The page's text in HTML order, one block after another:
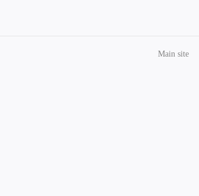
Main site